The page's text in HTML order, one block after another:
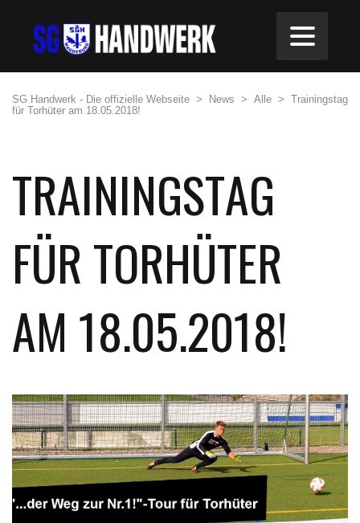
SG Handwerk - Die offizielle Webseite > News > Alle > Trainingstag
für Torhüter am 18.05.2018!
TRAININGSTAG
FÜR TORHÜTER
AM 18.05.2018!